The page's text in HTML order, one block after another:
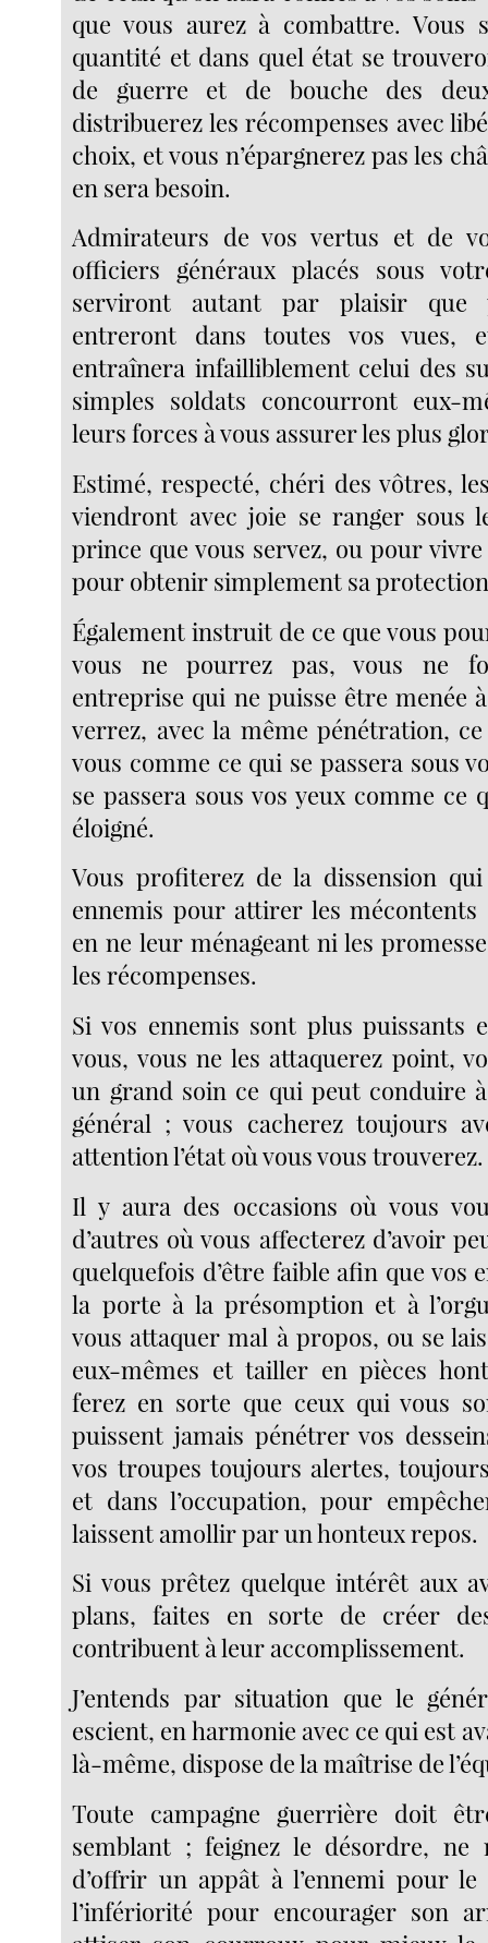
que vous aurez à combattre. Vous
quantité et dans quel état se
de guerre et de bouche des
distribuerez les récompenses avec
choix, et vous n’épargnerez pas les
en sera besoin.
Admirateurs de vos vertus et de
officiers généraux placés sous
serviront autant par plaisir que
entreront dans toutes vos vues,
entraînera infailliblement celui des
simples soldats concourront eux-
leurs forces à vous assurer les plus
Estimé, respecté, chéri des vôtres,
viendront avec joie se ranger sous
prince que vous servez, ou pour vivre
pour obtenir simplement sa
Également instruit de ce que vous
vous ne pourrez pas, vous ne
entreprise qui ne puisse être menée
verrez, avec la même pénétration,
vous comme ce qui se passera sous
se passera sous vos yeux comme ce
éloigné.
Vous profiterez de la dissension
ennemis pour attirer les
en ne leur ménageant ni les
les récompenses.
Si vos ennemis sont plus puissants
vous, vous ne les attaquerez point,
un grand soin ce qui peut conduire
général ; vous cacherez toujours
attention l’état où vous vous trouverez.
Il y aura des occasions où vous
d’autres où vous affecterez d’avoir
quelquefois d’être faible afin que vos
la porte à la présomption et à
vous attaquer mal à propos, ou se
eux-mêmes et tailler en pièces
ferez en sorte que ceux qui vous
puissent jamais pénétrer vos
vos troupes toujours alertes,
et dans l’occupation, pour
laissent amollir par un honteux repos.
Si vous prêtez quelque intérêt aux
plans, faites en sorte de créer
contribuent à leur accomplissement.
J’entends par situation que le
escient, en harmonie avec ce qui est
là-même, dispose de la maîtrise de
Toute campagne guerrière doit
semblant ; feignez le désordre, ne
d’offrir un appât à l’ennemi pour
l’infériorité pour encourager son